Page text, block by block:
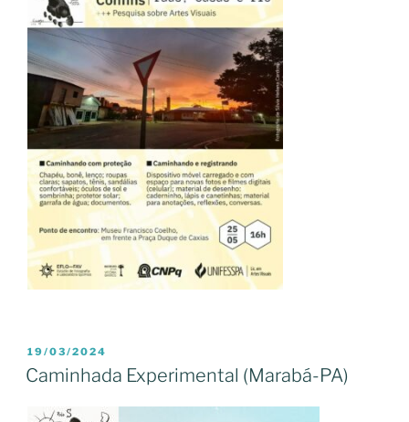
PUBLICADO
EM
19/03/2024
Caminhada Experimental (Marabá-PA)